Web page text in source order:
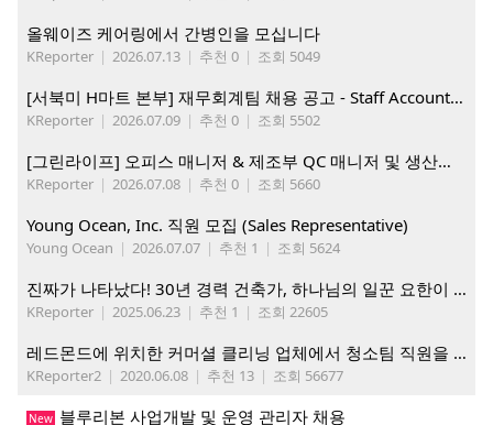
올웨이즈 케어링에서 간병인을 모십니다
KReporter | 2026.07.13 | 추천 0 | 조회 5049
[서북미 H마트 본부] 재무회계팀 채용 공고 - Staff Accountant
KReporter | 2026.07.09 | 추천 0 | 조회 5502
[그린라이프] 오피스 매니저 & 제조부 QC 매니저 및 생산직, 웨어하우스 직원 모집
KReporter | 2026.07.08 | 추천 0 | 조회 5660
Young Ocean, Inc. 직원 모집 (Sales Representative)
Young Ocean | 2026.07.07 | 추천 1 | 조회 5624
진짜가 나타났다! 30년 경력 건축가, 하나님의 일꾼 요한이 책임 시공합니다.
KReporter | 2025.06.23 | 추천 1 | 조회 22605
레드몬드에 위치한 커머셜 클리닝 업체에서 청소팀 직원을 모집합니다.
KReporter2 | 2020.06.08 | 추천 13 | 조회 56677
New 블루리본 사업개발 및 운영 관리자 채용